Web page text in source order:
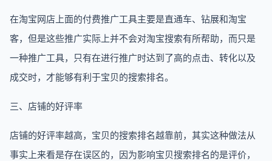
在淘宝网店上面的付费推广工具主要是直通车、钻展和淘宝
客，但是这些推广实际上并不会对淘宝搜索有所帮助，而只是
一种推广工具，只有在进行推广时达到了高的点击、转化以及
成交时，才能够有利于宝贝的搜索排名。
三、店铺的好评率
店铺的好评率越高，宝贝的搜索排名越靠前，其实这种做法从
事实上来看是存在误区的，因为影响宝贝搜索排名的是评价，